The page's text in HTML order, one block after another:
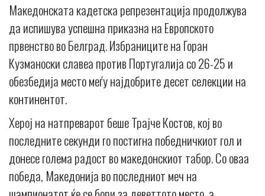
Македонската кадетска репрезентација продолжува
да испишува успешна приказна на Европското
првенство во Белград. Избраниците на Горан
Кузманоски славеа против Португалија со 26-25 и
обезбедија место меѓу најдобрите десет селекции на
континентот.
Херој на натпреварот беше Трајче Костов, кој во
последните секунди го постигна победничкиот гол и
донесе голема радост во македонскиот табор. Со оваа
победа, Македонија во последниот меч на